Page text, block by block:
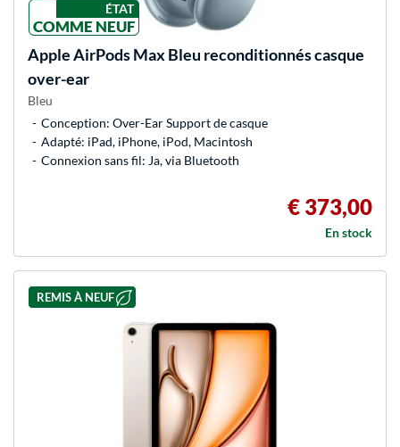
ÉTAT
COMME NEUF
AppleAirPods Max Bleu reconditionnés casque
over-ear
Bleu
Conception: Over-Ear Support de casque
Adapté: iPad, iPhone, iPod, Macintosh
Connexion sans fil: Ja, via Bluetooth
€ 373,00
En stock
REMIS À NEUF